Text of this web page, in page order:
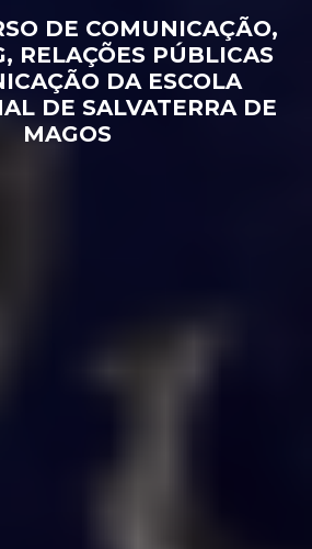
DE COMUNICAÇÃO,
RELAÇÕES PÚBLICAS
DA ESCOLA
DE SALVATERRA DE
MAGOS